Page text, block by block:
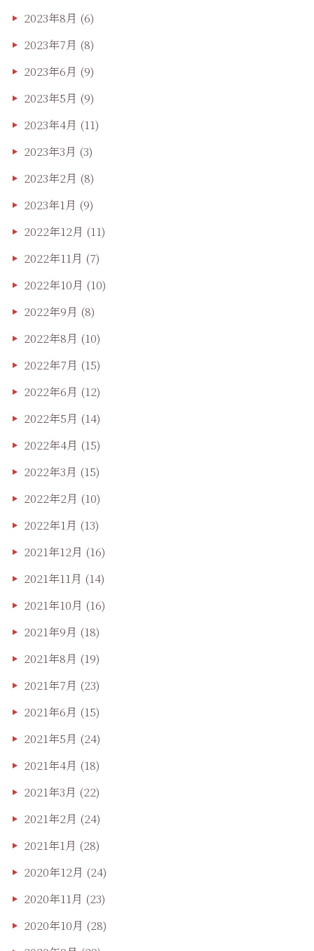
2023年8月 (6)
2023年7月 (8)
2023年6月 (9)
2023年5月 (9)
2023年4月 (11)
2023年3月 (3)
2023年2月 (8)
2023年1月 (9)
2022年12月 (11)
2022年11月 (7)
2022年10月 (10)
2022年9月 (8)
2022年8月 (10)
2022年7月 (15)
2022年6月 (12)
2022年5月 (14)
2022年4月 (15)
2022年3月 (15)
2022年2月 (10)
2022年1月 (13)
2021年12月 (16)
2021年11月 (14)
2021年10月 (16)
2021年9月 (18)
2021年8月 (19)
2021年7月 (23)
2021年6月 (15)
2021年5月 (24)
2021年4月 (18)
2021年3月 (22)
2021年2月 (24)
2021年1月 (28)
2020年12月 (24)
2020年11月 (23)
2020年10月 (28)